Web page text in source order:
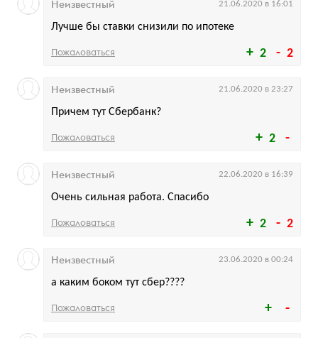
2 2
Лучше бы ставки снизили по ипотеке
Неизвестный 21.06.2020 в 16:01
Пожаловаться
2
Причем тут Сбербанк?
Неизвестный 21.06.2020 в 23:27
Пожаловаться
2 2
Очень сильная работа. Спасибо
Неизвестный 22.06.2020 в 16:39
Пожаловаться
а каким боком тут сбер????
Неизвестный 23.06.2020 в 00:24
Пожаловаться